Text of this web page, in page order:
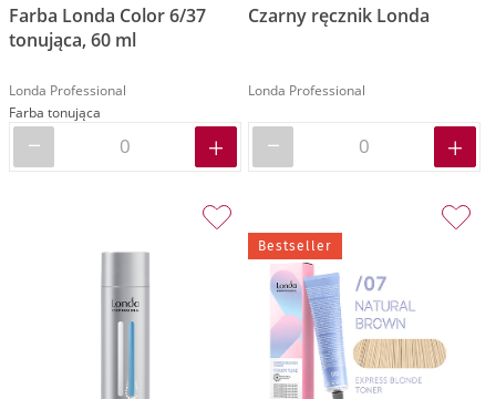
Farba Londa Color 6/37
tonująca, 60 ml
Londa Professional
Farba tonująca
Czarny ręcznik Londa
Londa Professional
Bestseller